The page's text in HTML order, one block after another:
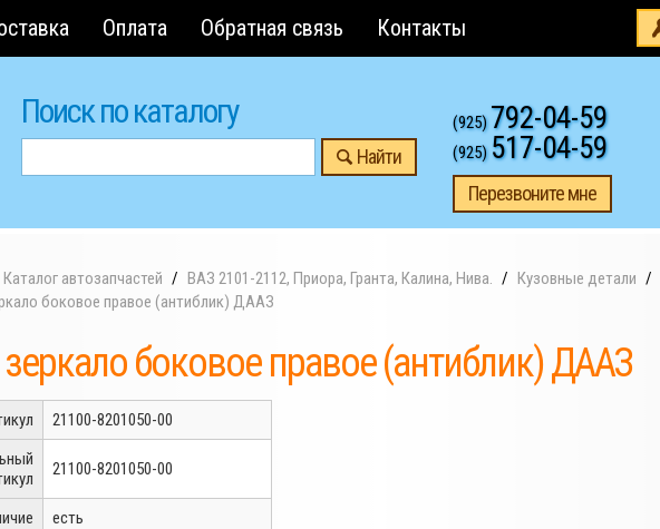
Оплата Обратная связь Контакты
Поиск по каталогу
Найти
(925)792-04-59
(925) 517-04-59
Перезвоните мне
Каталог автозапчастей ВАЗ 2101-2112, Приора, Гранта, Калина, Нива. Кузовные детали
боковое правое (антиблик) ДААЗ
боковое правое (антиблик) ДААЗ
21100-8201050-00
21100-8201050-00
есть